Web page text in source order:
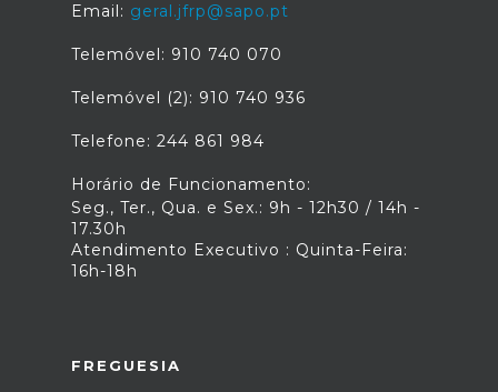
Email: geral.jfrp@sapo.pt
Telemóvel: 910 740 070
Telemóvel (2): 910 740 936
Telefone: 244 861 984
Horário de Funcionamento:
Seg., Ter., Qua. e Sex.: 9h - 12h30 / 14h -
17.30h
Atendimento Executivo : Quinta-Feira:
16h-18h
FREGUESIA